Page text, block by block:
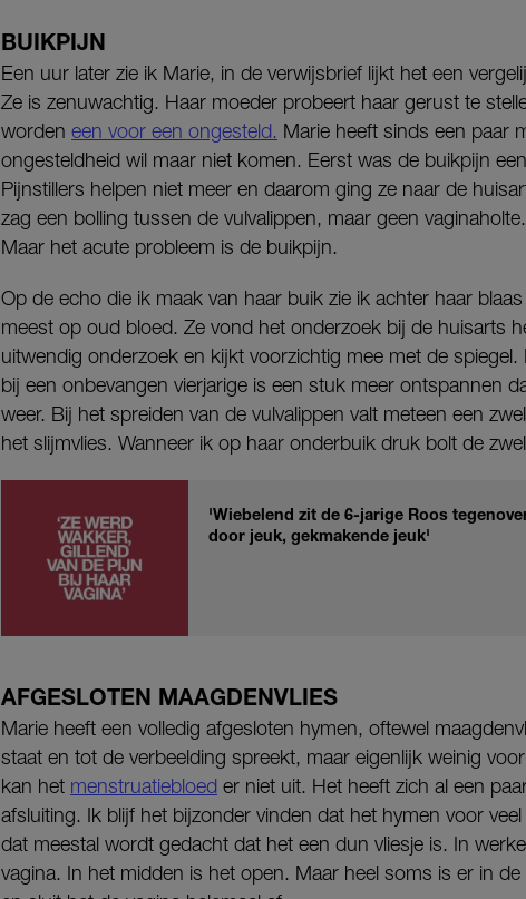
BUIKPIJN
Een uur later zie ik Marie, in de verwijsbrief lijkt het een
Ze is zenuwachtig. Haar moeder probeert haar gerust te
worden een voor een ongesteld. Marie heeft sinds een paar
ongesteldheid wil maar niet komen. Eerst was de buikpijn
Pijnstillers helpen niet meer en daarom ging ze naar de
zag een bolling tussen de vulvalippen, maar geen
Maar het acute probleem is de buikpijn.
Op de echo die ik maak van haar buik zie ik achter haar
meest op oud bloed. Ze vond het onderzoek bij de huisarts
uitwendig onderzoek en kijkt voorzichtig mee met de
bij een onbevangen vierjarige is een stuk meer ontspannen
weer. Bij het spreiden van de vulvalippen valt meteen een
het slijmvlies. Wanneer ik op haar onderbuik druk bolt de
'Wiebelend zit de 6-jarige Roos
door jeuk, gekmakende jeuk'
AFGESLOTEN MAAGDENVLIES
Marie heeft een volledig afgesloten hymen, oftewel
staat en tot de verbeelding spreekt, maar eigenlijk weinig
kan het menstruatiebloed er niet uit. Het heeft zich al een
afsluiting. Ik blijf het bijzonder vinden dat het hymen voor
dat meestal wordt gedacht dat het een dun vliesje is. In
vagina. In het midden is het open. Maar heel soms is er in